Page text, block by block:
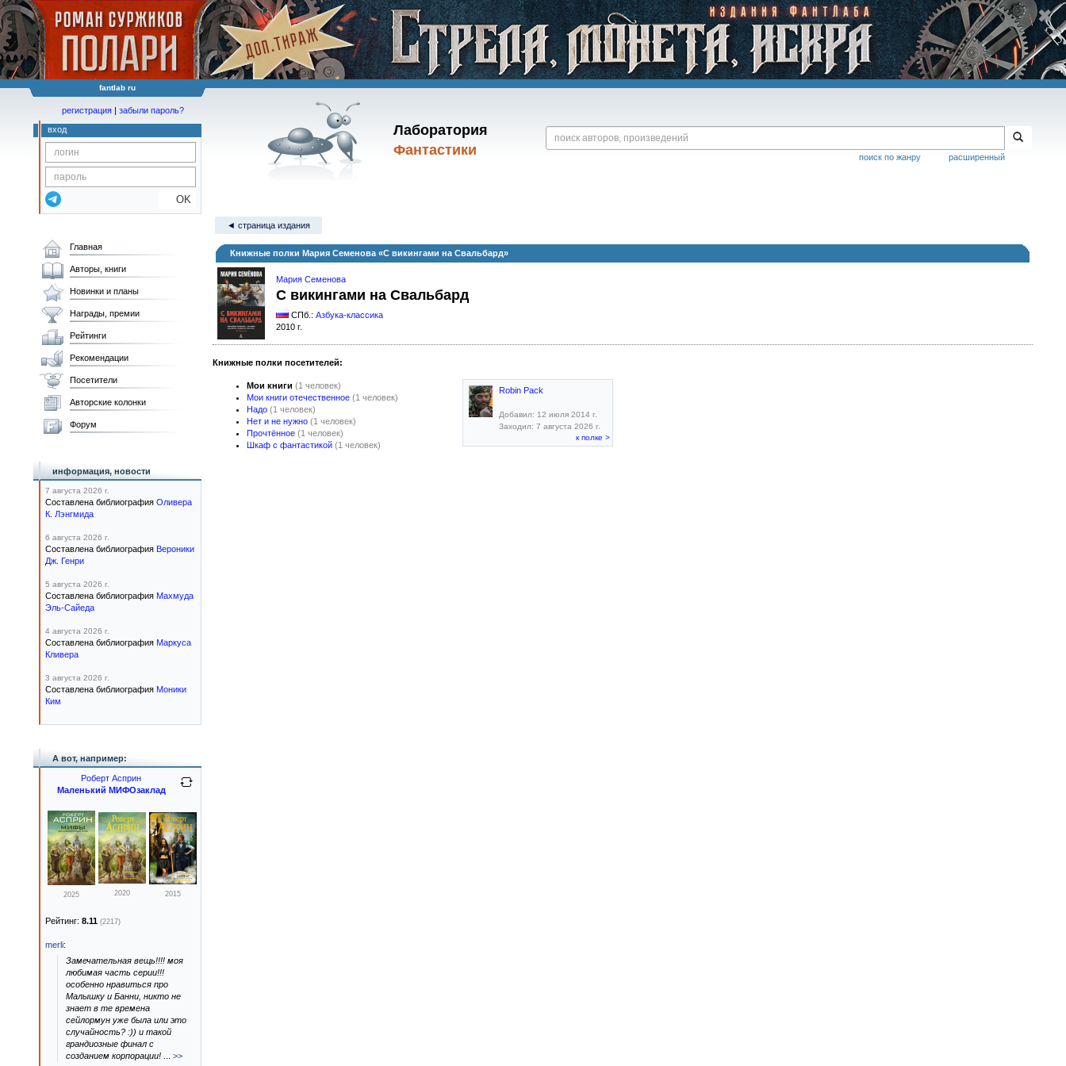
fantlab ru
Лаборатория
Фантастики
расширенный
поиск по жанру
регистрация | забыли пароль?
вход
OK
◄ страница издания
Книжные полки Мария Семенова «С викингами на Свальбард»
Мария Семенова
С викингами на Свальбард
СПб.: Азбука-классика
2010 г.
Книжные полки посетителей:
Мои книги (1 человек)
Мои книги отечественное (1 человек)
Надо (1 человек)
Нет и не нужно (1 человек)
Прочтённое (1 человек)
Шкаф с фантастикой (1 человек)
Robin Pack
Добавил: 12 июля 2014 г.
Заходил: 7 августа 2026 г.
к полке >
Главная
Авторы, книги
Новинки и планы
Награды, премии
Рейтинги
Рекомендации
Посетители
Авторские колонки
Форум
информация, новости
7 августа 2026 г.
Составлена библиография Оливера
К. Лэнгмида
6 августа 2026 г.
Составлена библиография Вероники
Дж. Генри
5 августа 2026 г.
Составлена библиография Махмуда
Эль-Сайеда
4 августа 2026 г.
Составлена библиография Маркуса
Кливера
3 августа 2026 г.
Составлена библиография Моники
Ким
А вот, например:
Роберт Асприн
Маленький МИФОзаклад
2025 2020 2015
Рейтинг: 8.11 (2217)
merli:
Замечательная вещь!!!! моя
любимая часть серии!!!
особенно нравиться про
Малышку и Банни, никто не
знает в те времена
сейлормун уже была или это
случайность? :)) и такой
грандиозные финал с
созданием корпорации!
>>